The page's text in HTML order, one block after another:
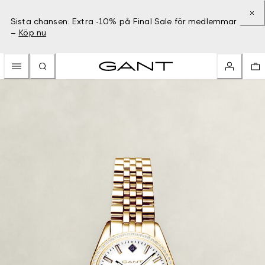
Sista chansen: Extra -10% på Final Sale för medlemmar
– Köp nu